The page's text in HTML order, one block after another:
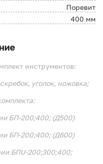
Поревит
400 мм
инструментов:
уголок, ножовка;
БП-200;400; (Д500)
БП-200;400; (Д600)
БПU-200;300;400;